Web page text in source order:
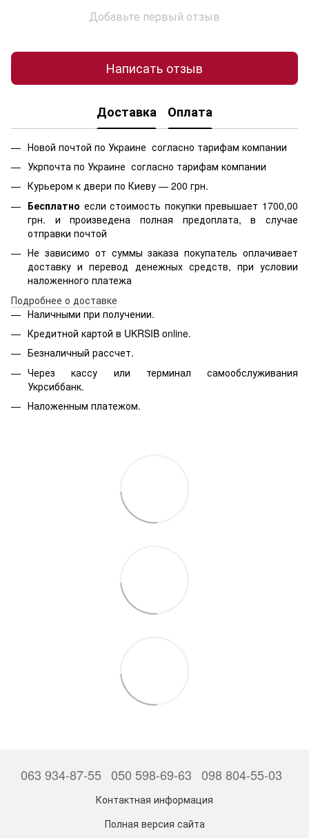
Добавьте первый отзыв
Написать отзыв
Доставка Оплата
Новой почтой по Украине согласно тарифам компании
Укрпочта по Украине согласно тарифам компании
Курьером к двери по Киеву — 200 грн.
Бесплатно если стоимость покупки превышает 1700,00
грн. и произведена полная предоплата, в случае
отправки почтой
Не зависимо от суммы заказа покупатель оплачивает
доставку и перевод денежных средств, при условии
наложенного платежа
Подробнее о доставке
Наличными при получении.
Кредитной картой в UKRSIB online.
Безналичный рассчет.
Через кассу или терминал самообслуживания
Укрсиббанк.
Наложенным платежом.
063 934-87-55 050 598-69-63 098 804-55-03
Контактная информация
Полная версия сайта